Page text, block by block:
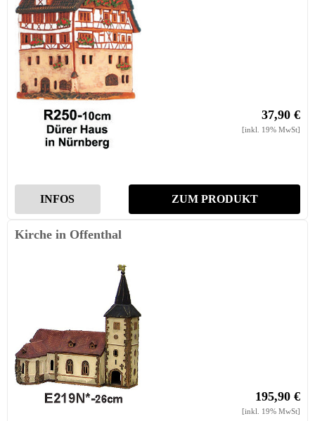
37,90 €
[inkl. 19% MwSt]
INFOS ZUM PRODUKT
Kirche in Offenthal
195,90 €
[inkl. 19% MwSt]